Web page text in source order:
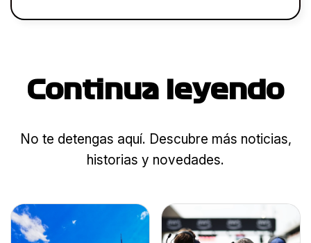
Continua leyendo
No te detengas aquí. Descubre más noticias,
historias y novedades.